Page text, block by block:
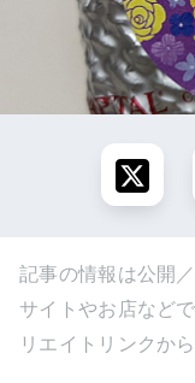
記事の情報は公開
サイトやお店など
リエイトリンクか